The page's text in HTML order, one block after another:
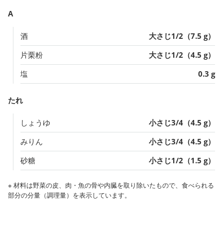
A
酒
大さじ1/2（7.5 g）
片栗粉
大さじ1/2（4.5 g）
塩
0.3 g
たれ
しょうゆ
小さじ3/4（4.5 g）
みりん
小さじ3/4（4.5 g）
砂糖
小さじ1/2（1.5 g）
※ 材料は野菜の皮、肉・魚の骨や内臓を取り除いたもので、食べられる
部分の分量（調理量）を表示しています。